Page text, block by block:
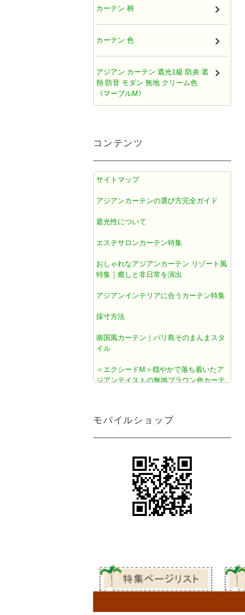
ひだ無しフラットカーテン
カーテン 柄
カーテン 色
アジアン カーテン 遮光1級 防炎 遮
熱 防音 モダン 無地 クリーム色
《マーブルM》
M》
アジアン カーテン 遮光1級 防炎 遮
ードM》
色ダマスク柄《ジャカルタM》
アジアン カーテン おしゃれ 遮光1
T》
アジアン カーテン 遮光1級 モダン
ブラウン色 ストライプ柄 《ライ
エステサロン カーテン
コンテンツ
サイトマップ
アジアンカーテンの選び方完全ガイド
遮光性について
エステサロンカーテン特集
おしゃれなアジアンカーテン リゾート風
特集｜癒しと非日常を演出
アジアンインテリアに合うカーテン特集
採寸方法
南国風カーテン｜バリ島そのまんまスタ
イル
＜エクシードM＞穏やかで落ち着いたア
ジアンテイストの無地ブラウン色カーテ
力を引き出すクリーム色カーテン
さと異国情緒をプラス
シンプルながらも都会的で洗練されたア
ジアンインテリアを引き出すカーテン＜
ライトM＞グレー
ボヘミアンスタイルやヴィンテージ風の
アジアンカーテン遮光２級ベージュ色ボ
ーダー柄 《シーンM》
モバイルショップ